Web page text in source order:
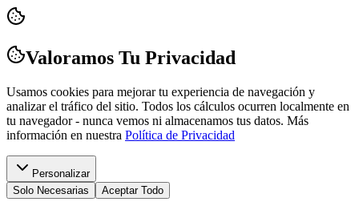
Valoramos Tu Privacidad
Usamos cookies para mejorar tu experiencia de navegación y
analizar el tráfico del sitio. Todos los cálculos ocurren localmente en
tu navegador - nunca vemos ni almacenamos tus datos. Más
información en nuestra Política de Privacidad
Personalizar
Solo Necesarias
Aceptar Todo